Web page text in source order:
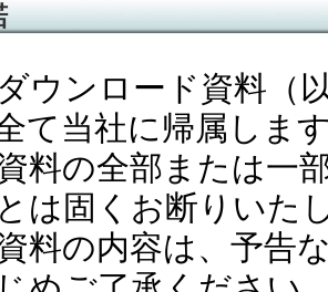
ウンロード資料（
て当社に帰属しま
料の全部または一
は固くお断りいた
料の内容は、予告